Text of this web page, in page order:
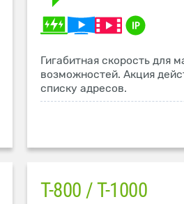
Гигабитная скорость для
возможностей. Акция
списку адресов.
T-800 / T-1000